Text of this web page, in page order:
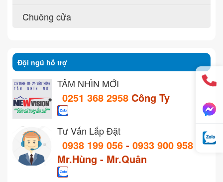
Chuông cửa
Đội ngũ hỗ trợ
TẦM NHÌN MỚI
0251 368 2958 Công Ty
Tư Vấn Lắp Đặt
0938 199 056 - 0933 900 958
Mr.Hùng - Mr.Quân